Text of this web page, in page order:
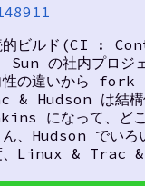
的ビルド(CI :
Sun の社内プロ
性の違いから
& Hudson は結構
になって、どこ
ん、Hudson でいろ
、Linux & Trac &